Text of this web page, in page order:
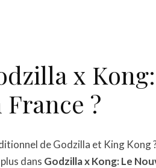
x
?
de Godzilla et King Kong
dans Godzilla x Kong: Le